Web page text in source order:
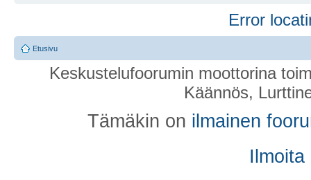
Error
Etusivu
Keskustelufoorumin moottorina
Käännös,
Tämäkin on ilmainen